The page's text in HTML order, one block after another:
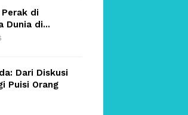
Perak di
Dunia di...
Dari Diskusi
Puisi Orang